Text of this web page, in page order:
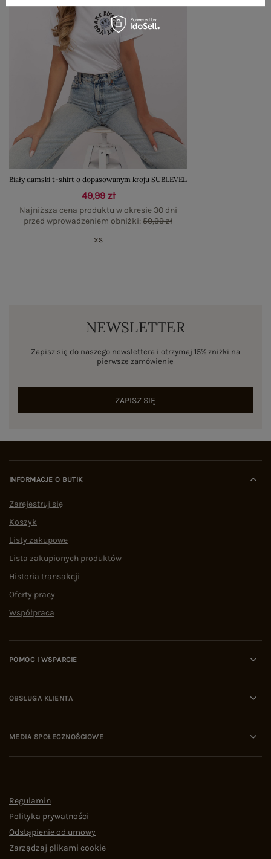
Biały damski t-shirt o dopasowanym kroju SUBLEVEL
49,99 zł
Najniższa cena produktu w okresie 30 dni
przed wprowadzeniem obniżki:59,99 zł
XS
NEWSLETTER
Zapisz się do naszego newslettera i otrzymaj 15% zniżki na
pierwsze zamówienie
ZAPISZ SIĘ
INFORMACJE O BUTIK
Zarejestruj się
Koszyk
Listy zakupowe
Lista zakupionych produktów
Historia transakcji
Oferty pracy
Współpraca
POMOC I WSPARCIE
OBSŁUGA KLIENTA
MEDIA SPOŁECZNOŚCIOWE
Regulamin
Polityka prywatności
Odstąpienie od umowy
Zarządzaj plikami cookie